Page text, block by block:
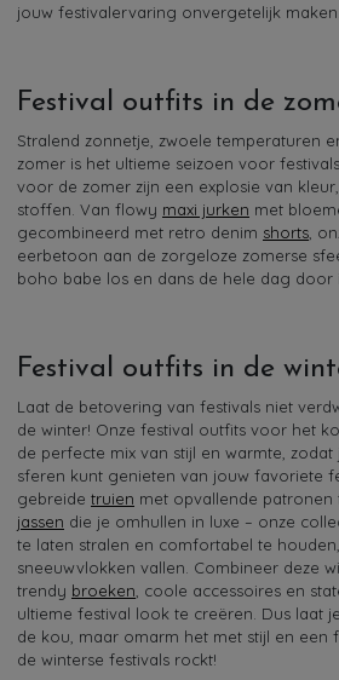
jouw festivalervaring onvergetelijk maken.
Festival outfits in de
Stralend zonnetje, zwoele temperaturen
zomer is het ultieme seizoen voor
voor de zomer zijn een explosie van
stoffen. Van flowy maxi jurken met
gecombineerd met retro denim shorts ,
eerbetoon aan de zorgeloze zomerse
boho babe los en dans de hele dag door
Festival outfits in de
Laat de betovering van festivals niet
de winter! Onze festival outfits voor het
de perfecte mix van stijl en warmte, zodat
sferen kunt genieten van jouw favoriete
gebreide truien met opvallende
jassen die je omhullen in luxe – onze
te laten stralen en comfortabel te
sneeuwvlokken vallen. Combineer deze
trendy broeken , coole accessoires en
ultieme festival look te creëren. Dus laat
de kou, maar omarm het met stijl en een
de winterse festivals rockt!